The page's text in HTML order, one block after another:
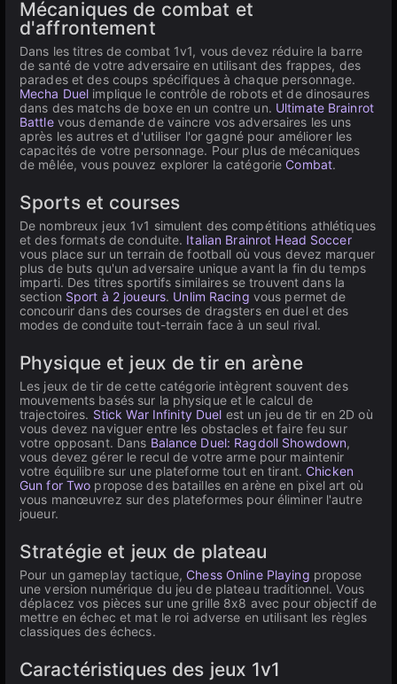
Mécaniques de combat et
d'affrontement
Dans les titres de combat 1v1, vous devez réduire la barre
de santé de votre adversaire en utilisant des frappes, des
parades et des coups spécifiques à chaque personnage.
Mecha Duel implique le contrôle de robots et de dinosaures
dans des matchs de boxe en un contre un. Ultimate Brainrot
Battlevous demande de vaincre vos adversaires les uns
après les autres et d'utiliser l'or gagné pour améliorer les
capacités de votre personnage. Pour plus de mécaniques
de mêlée, vous pouvez explorer la catégorie Combat.
Sports et courses
De nombreux jeux 1v1 simulent des compétitions athlétiques
et des formats de conduite. Italian Brainrot Head Soccer
vous place sur un terrain de football où vous devez marquer
plus de buts qu'un adversaire unique avant la fin du temps
imparti. Des titres sportifs similaires se trouvent dans la
section Sport à 2 joueurs. Unlim Racing vous permet de
concourir dans des courses de dragsters en duel et des
modes de conduite tout-terrain face à un seul rival.
Physique et jeux de tir en arène
Les jeux de tir de cette catégorie intègrent souvent des
mouvements basés sur la physique et le calcul de
trajectoires. Stick War Infinity Duel est un jeu de tir en 2D où
vous devez naviguer entre les obstacles et faire feu sur
votre opposant. Dans Balance Duel: Ragdoll Showdown,
vous devez gérer le recul de votre arme pour maintenir
votre équilibre sur une plateforme tout en tirant. Chicken
Gun for Two propose des batailles en arène en pixel art où
vous manœuvrez sur des plateformes pour éliminer l'autre
joueur.
Stratégie et jeux de plateau
Pour un gameplay tactique, Chess Online Playing propose
une version numérique du jeu de plateau traditionnel. Vous
déplacez vos pièces sur une grille 8x8 avec pour objectif de
mettre en échec et mat le roi adverse en utilisant les règles
classiques des échecs.
Caractéristiques des jeux 1v1